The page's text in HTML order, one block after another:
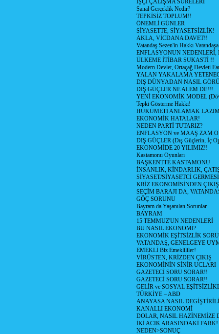
İŞÇİ ÇALIŞMA SÜRELERİ
Sanal Gerçeklik Nedir?
TEPKİSİZ TOPLUM!!
ÖNEMLİ GÜNLER
SİYASETTE, SİYASETSİZLİK!
AKLA, VİCDANA DAVET!!
Vatandaş Sezen'in Hakkı
ENFLASYONUN NEDENLERİ,
ÜLKEME İTİBAR SUKASTİ !!
Modern Devlet, Ortaçağ Devleti
YALAN YAKALAMA
DIŞ DÜNYADAN NASIL
DIŞ GÜÇLER NE ALEM DE!!!
YENİ EKONOMİK MODEL
Tepki Gösterme Hakkı!
HÜKÜMETİ ANLAMAK
EKONOMİK HATALAR!
NEDEN PARTİ TUTARIZ?
ENFLASYON ve MAAŞ ZAM
DIŞ GÜÇLER (Dış Güçlerin, İç
EKONOMİDE 20 YILIMIZ!!
Kastamonu Oyunları
BAŞKENTTE KASTAMONU
İNSANLIK, KİNDARLIK,
SİYASET/SİYASETCİ
KRİZ EKONOMİSİNDEN ÇIKIŞ
SEÇİM BARAJI DA,
GÖÇ SORUNU
Bayram da Yaşanılan Sorunlar
BAYRAM
15 TEMMUZ'UN NEDENLERİ
BU NASIL EKONOMİ?
EKONOMİK EŞİTSİZLİK
VATANDAŞ, GENELGEYE
EMEKLİ Biz Emeklililer!
VİRÜSTEN, KRİZDEN ÇIKIŞ
EKONOMİNİN SİNİR UCLARI
GAZETECİ SORU SORAR!!
GAZETECİ SORU SORAR!!
GELİR ve SOSYAL
TÜRKİYE – ABD
ANAYASA NASIL
KANALLI EKONOMİ
DOLAR, NASIL HAZİNEMİZE
İKİ ACIK ARASINDAKİ FARK!
NEDEN>SONUÇ